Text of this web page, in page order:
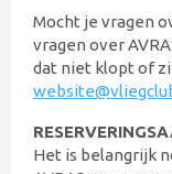
Mocht je vragen
vragen over
dat niet klopt of
Het is belangrijk